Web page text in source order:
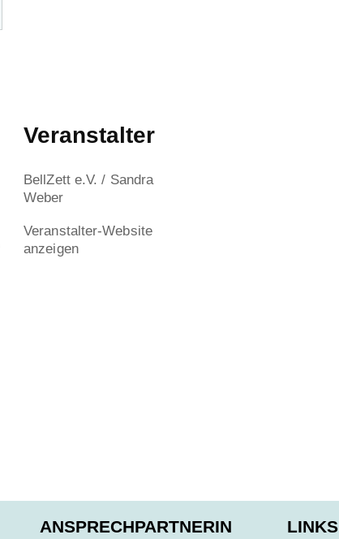
Veranstalter
BellZett e.V. / Sandra
Weber
Veranstalter-Website
anzeigen
ANSPRECHPARTNERIN LINKS